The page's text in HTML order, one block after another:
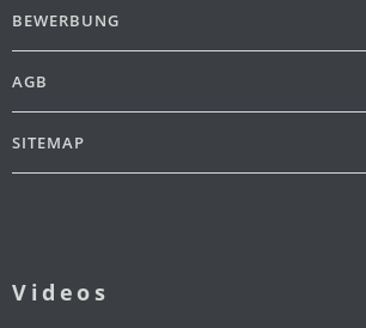
BEWERBUNG
AGB
SITEMAP
Videos